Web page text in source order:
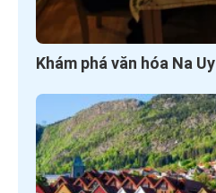
Khám phá văn hóa Na Uy